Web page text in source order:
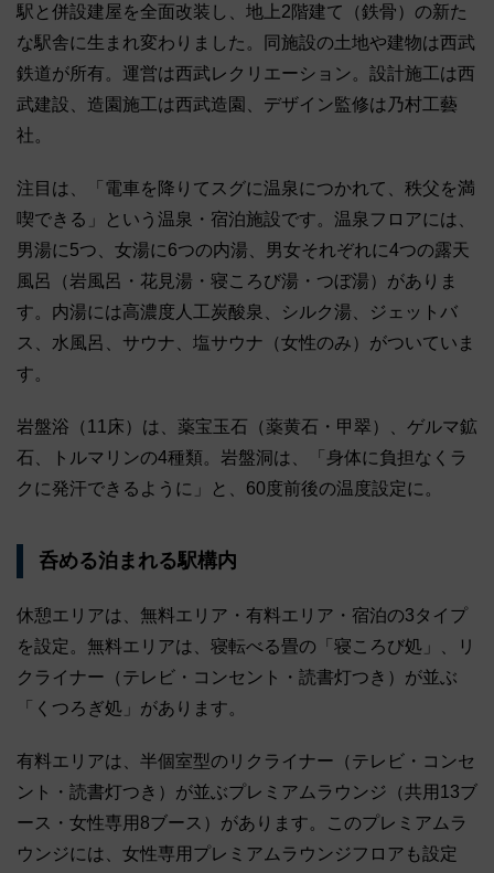
駅と併設建屋を全面改装し、地上2階建て（鉄骨）の新た
な駅舎に生まれ変わりました。同施設の土地や建物は西武
鉄道が所有。運営は西武レクリエーション。設計施工は西
武建設、造園施工は西武造園、デザイン監修は乃村工藝
社。
注目は、「電車を降りてスグに温泉につかれて、秩父を満
喫できる」という温泉・宿泊施設です。温泉フロアには、
男湯に5つ、女湯に6つの内湯、男女それぞれに4つの露天
風呂（岩風呂・花見湯・寝ころび湯・つぼ湯）がありま
す。内湯には高濃度人工炭酸泉、シルク湯、ジェットバ
ス、水風呂、サウナ、塩サウナ（女性のみ）がついていま
す。
岩盤浴（11床）は、薬宝玉石（薬黄石・甲翠）、ゲルマ鉱
石、トルマリンの4種類。岩盤洞は、「身体に負担なくラ
クに発汗できるように」と、60度前後の温度設定に。
呑める泊まれる駅構内
休憩エリアは、無料エリア・有料エリア・宿泊の3タイプ
を設定。無料エリアは、寝転べる畳の「寝ころび処」、リ
クライナー（テレビ・コンセント・読書灯つき）が並ぶ
「くつろぎ処」があります。
有料エリアは、半個室型のリクライナー（テレビ・コンセ
ント・読書灯つき）が並ぶプレミアムラウンジ（共用13ブ
ース・女性専用8ブース）があります。このプレミアムラ
ウンジには、女性専用プレミアムラウンジフロアも設定